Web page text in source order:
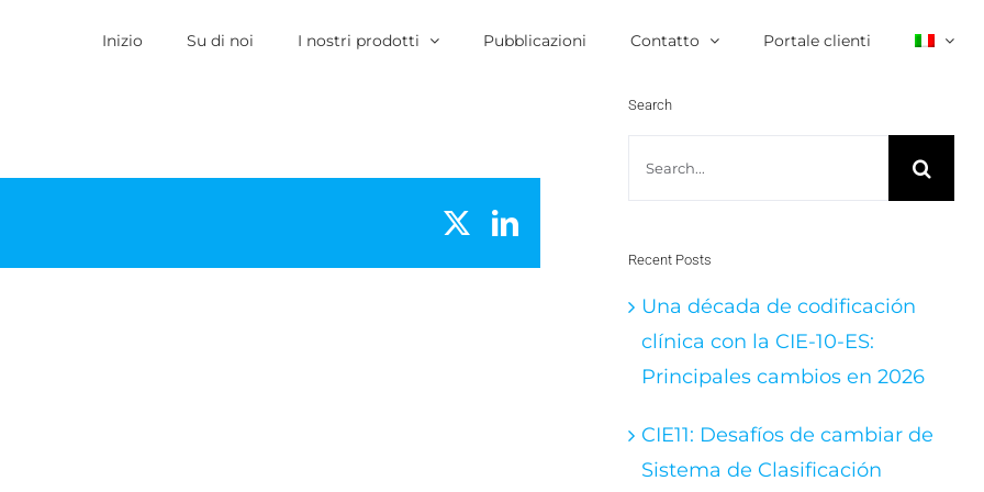
Inizio Su di noi I nostri prodotti Pubblicazioni Contatto Portale clienti
LinkedIn
Search
Recent Posts
Una década de codificación
clínica con la CIE-10-ES:
Principales cambios en 2026
CIE11: Desafíos de cambiar de
Sistema de Clasificación